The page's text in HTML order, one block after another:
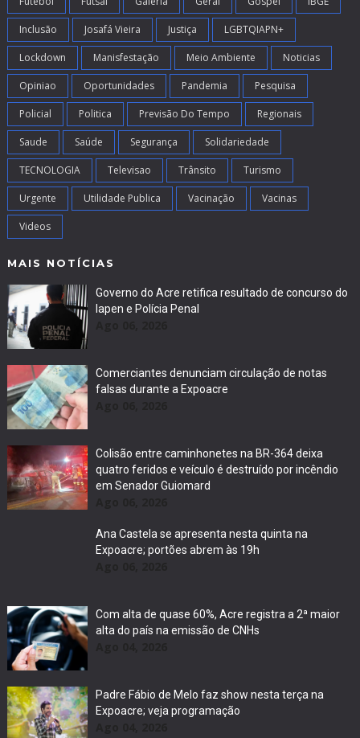
Inclusão Josafá Vieira Justiça LGBTQIAPN+
Lockdown Manisfestação Meio Ambiente Noticias
Opiniao Oportunidades Pandemia Pesquisa
Policial Politica Previsão Do Tempo Regionais
Saude Saúde Segurança Solidariedade
TECNOLOGIA Televisao Trânsito Turismo
Urgente Utilidade Publica Vacinação Vacinas
Videos
MAIS NOTÍCIAS
Governo do Acre retifica resultado de concurso do
Iapen e Polícia Penal
Comerciantes denunciam circulação de notas
falsas durante a Expoacre
Colisão entre caminhonetes na BR-364 deixa
quatro feridos e veículo é destruído por incêndio
em Senador Guiomard
Ana Castela se apresenta nesta quinta na
Expoacre; portões abrem às 19h
Com alta de quase 60%, Acre registra a 2ª maior
alta do país na emissão de CNHs
Padre Fábio de Melo faz show nesta terça na
Expoacre; veja programação